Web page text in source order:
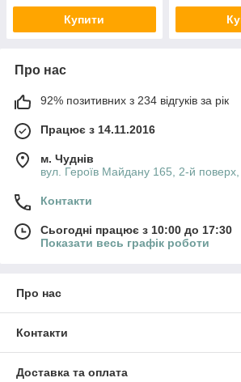
Купити
Про нас
92% позитивних з 234 відгуків за рік
Працює з 14.11.2016
м. Чуднів
вул. Героїв Майдану 165, 2-й поверх,
Контакти
Сьогодні працює з 10:00 до 17:30
Показати весь графік роботи
Про нас
Контакти
Доставка та оплата